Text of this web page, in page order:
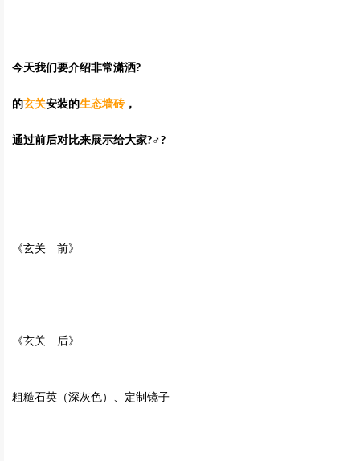
今天我们要介绍非常潇洒?
的玄关安装的生态墙砖，
通过前后对比来展示给大家?‍♂️?
《玄关 前》
《玄关 后》
粗糙石英（深灰色）、定制镜子